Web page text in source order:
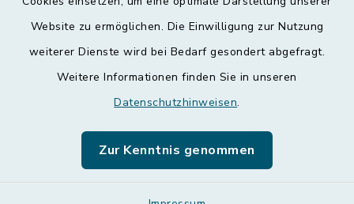
Website zu ermöglichen. Die Einwilligung zur Nutzung
weiterer Dienste wird bei Bedarf gesondert abgefragt.
Weitere Informationen finden Sie in unseren
Datenschutzhinweisen.
Zur Kenntnis genommen
Datenschutz
Leichte Sprache